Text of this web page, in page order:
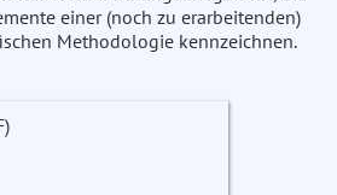
einer (noch zu erarbeitenden)
Methodologie kennzeichnen.